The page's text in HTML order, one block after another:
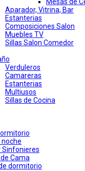
Mesas de
Aparador, Vitrina, Bar
Estanterias
Composiciones Salon
Muebles TV
Sillas Salon Comedor
Verduleros
Camareras
Estanterias
Multiusos
Sillas de Cocina
noche
Sinfonieres
Cama
dormitorio